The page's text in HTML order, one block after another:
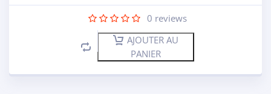
0 reviews
AJOUTER AU
PANIER